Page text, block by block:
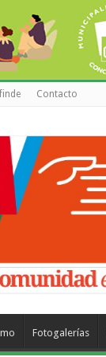
Contacto
Fotogalerías